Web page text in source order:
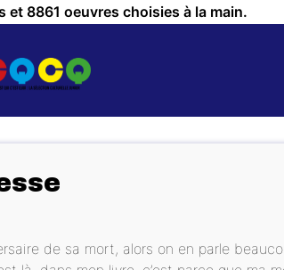
8861 oeuvres choisies à la main.
de sa mort, alors on en parle